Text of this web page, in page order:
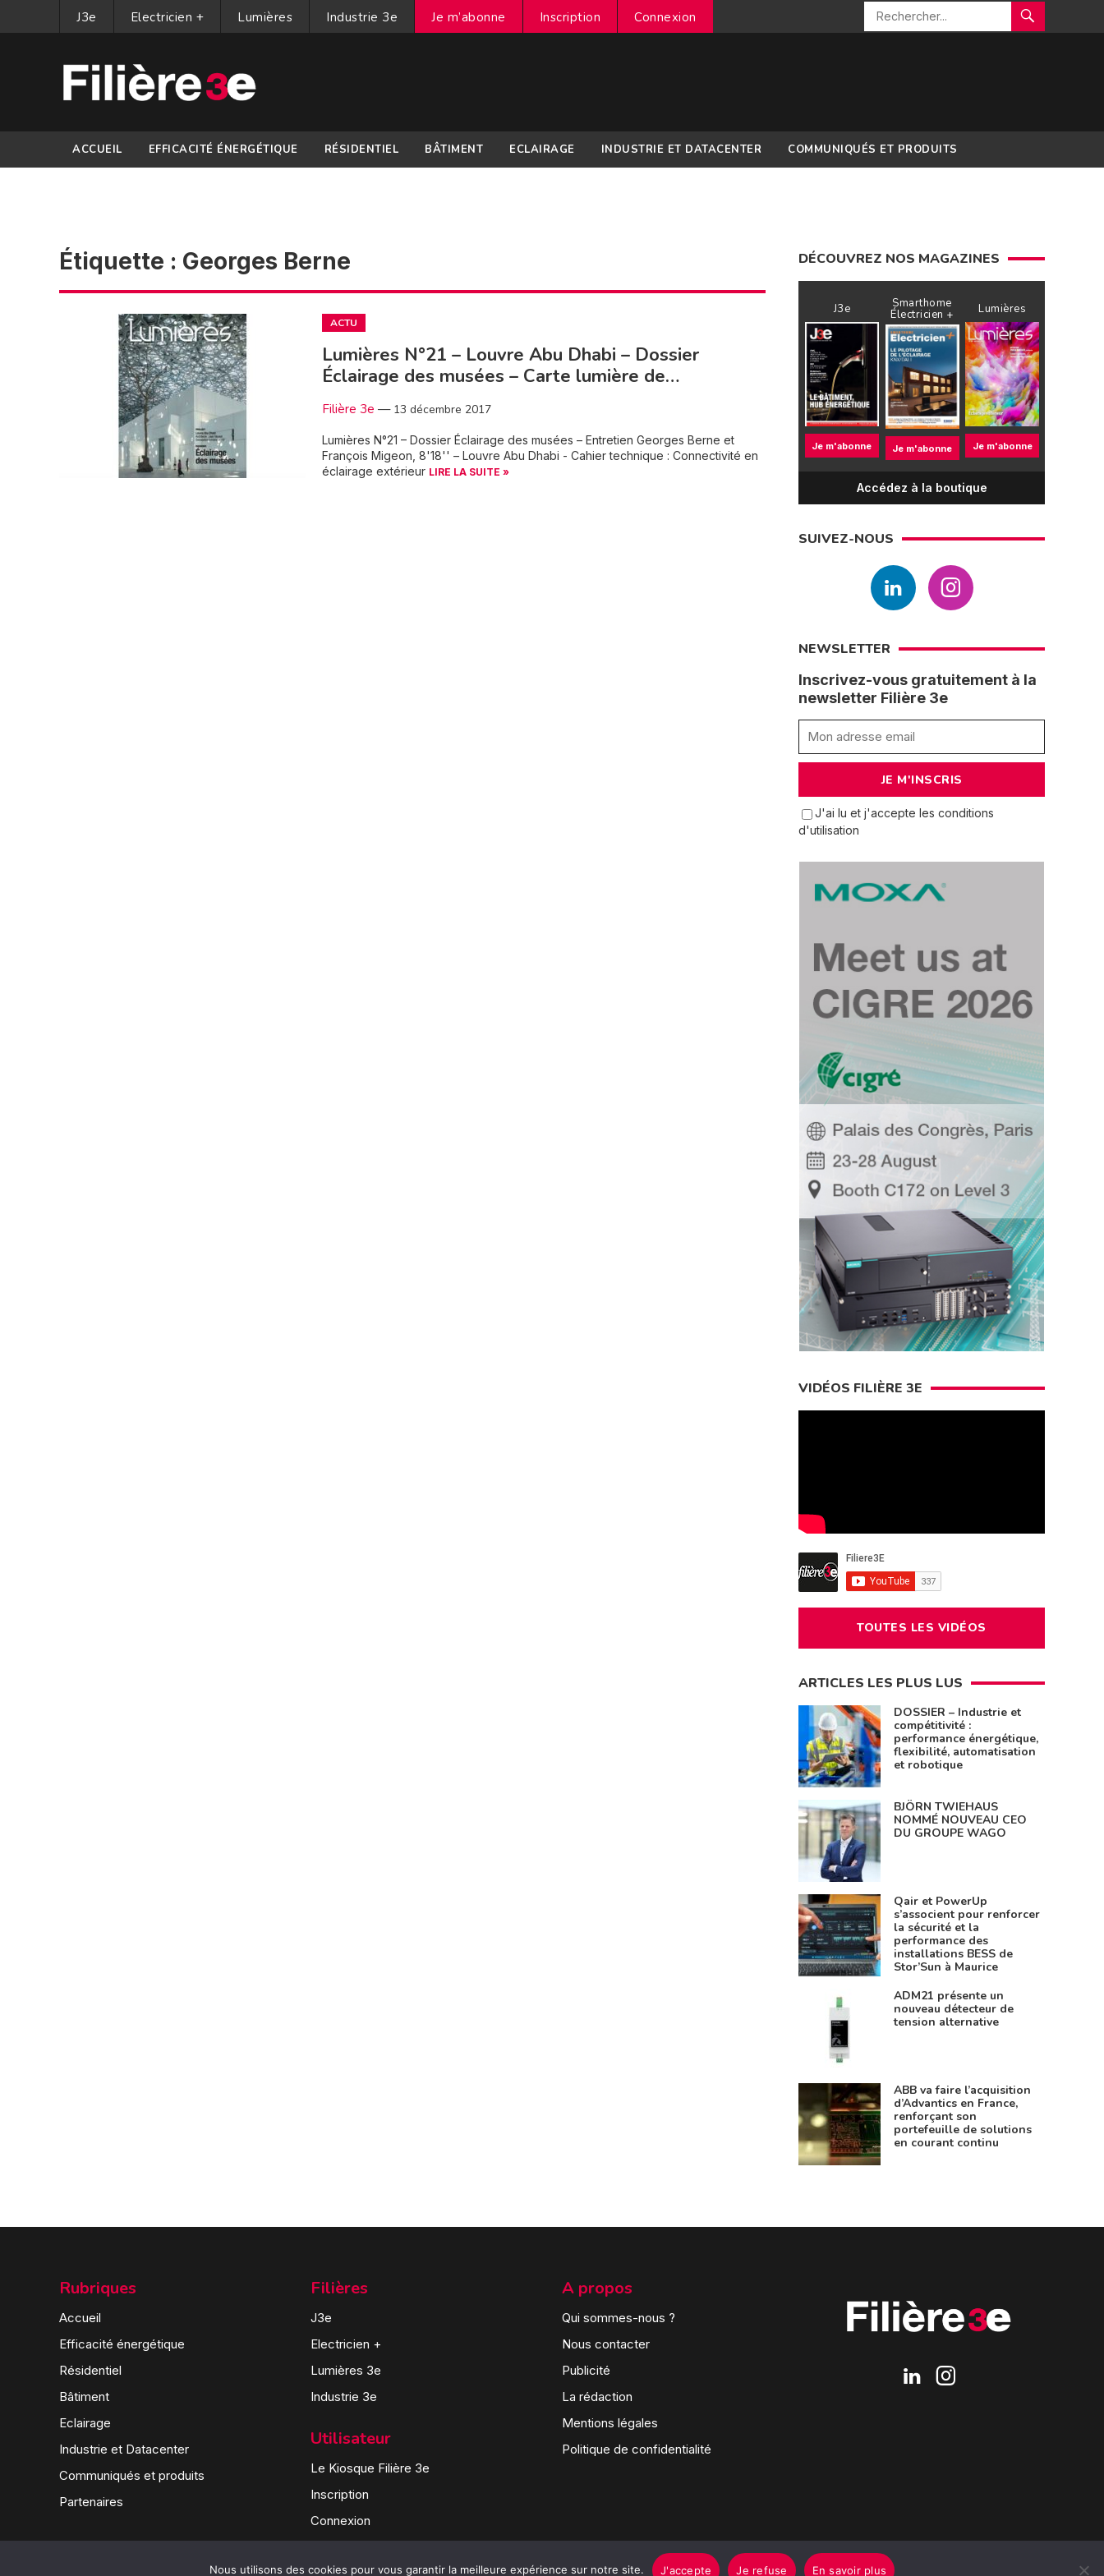
J3e Electricien + Lumières Industrie 3e Je m’abonne Inscription Connexion
ACCUEIL EFFICACITÉ ÉNERGÉTIQUE RÉSIDENTIEL BÂTIMENT ECLAIRAGE INDUSTRIE ET DATACENTER COMMUNIQUÉS ET PRODUITS
Étiquette : Georges Berne
ACTU
Lumières N°21 – Louvre Abu Dhabi – Dossier
Éclairage des musées – Carte lumière de…
Filière 3e — 13 décembre 2017
Lumières N°21 – Dossier Éclairage des musées – Entretien Georges Berne et
François Migeon, 8'18'' – Louvre Abu Dhabi - Cahier technique : Connectivité en
éclairage extérieur LIRE LA SUITE »
DÉCOUVREZ NOS MAGAZINES
J3e
Je m'abonne
Smarthome
Électricien +
Je m'abonne
Lumières
Je m'abonne
Accédez à la boutique
SUIVEZ-NOUS
NEWSLETTER
Inscrivez-vous gratuitement à la
newsletter Filière 3e
J'ai lu et j'accepte les conditions
d'utilisation
VIDÉOS FILIÈRE 3E
TOUTES LES VIDÉOS
ARTICLES LES PLUS LUS
DOSSIER – Industrie et
compétitivité :
performance énergétique,
flexibilité, automatisation
et robotique
BJÖRN TWIEHAUS
NOMMÉ NOUVEAU CEO
DU GROUPE WAGO
Qair et PowerUp
s’associent pour renforcer
la sécurité et la
performance des
installations BESS de
Stor’Sun à Maurice
ADM21 présente un
nouveau détecteur de
tension alternative
ABB va faire l’acquisition
d’Advantics en France,
renforçant son
portefeuille de solutions
en courant continu
Rubriques
Accueil
Efficacité énergétique
Résidentiel
Bâtiment
Eclairage
Industrie et Datacenter
Communiqués et produits
Partenaires
Filières
J3e
Electricien +
Lumières 3e
Industrie 3e
Utilisateur
Le Kiosque Filière 3e
Inscription
Connexion
A propos
Qui sommes-nous ?
Nous contacter
Publicité
La rédaction
Mentions légales
Politique de confidentialité
Nous utilisons des cookies pour vous garantir la meilleure expérience sur notre site. J'accepte Je refuse En savoir plus